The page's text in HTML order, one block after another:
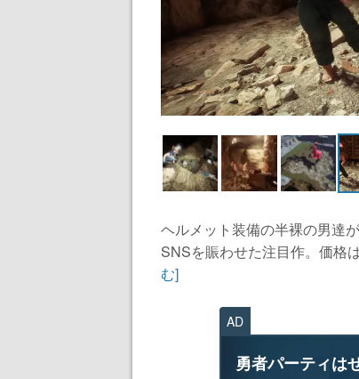
ヘルメット装備の半裸の男達
SNSを賑わせた注目作。価格
む]
AD
勇者パーティは